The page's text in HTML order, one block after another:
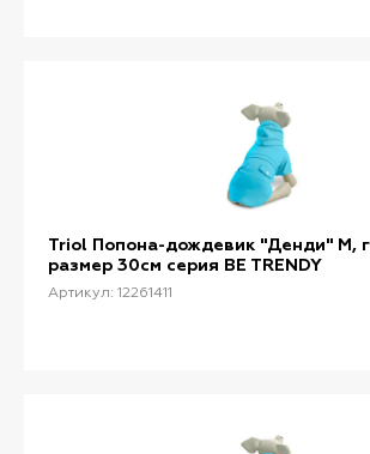
Triol Попона-дождевик "Денди" M,
размер 30см серия BE TRENDY
Артикул: 12261411